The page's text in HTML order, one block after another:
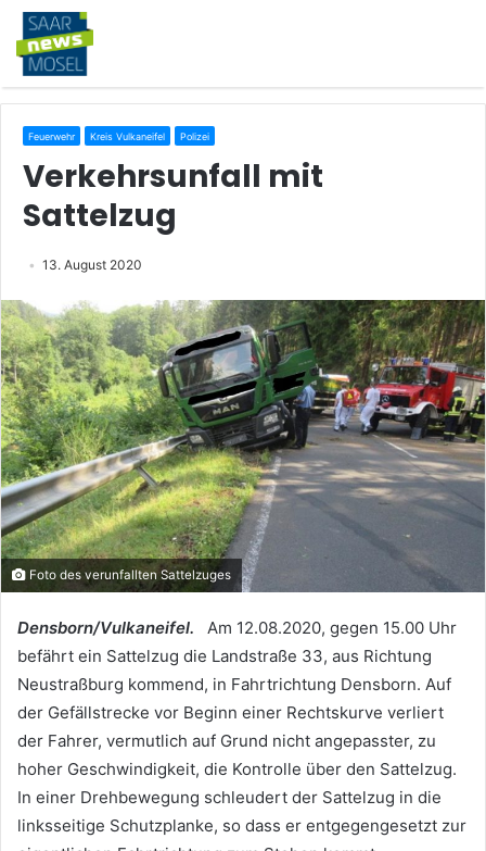
Feuerwehr Kreis Vulkaneifel Polizei
Verkehrsunfall mit
Sattelzug
13. August 2020
Foto des verunfallten Sattelzuges
Densborn/Vulkaneifel. Am 12.08.2020, gegen 15.00 Uhr
befährt ein Sattelzug die Landstraße 33, aus Richtung
Neustraßburg kommend, in Fahrtrichtung Densborn. Auf
der Gefällstrecke vor Beginn einer Rechtskurve verliert
der Fahrer, vermutlich auf Grund nicht angepasster, zu
hoher Geschwindigkeit, die Kontrolle über den Sattelzug.
In einer Drehbewegung schleudert der Sattelzug in die
linksseitige Schutzplanke, so dass er entgegengesetzt zur